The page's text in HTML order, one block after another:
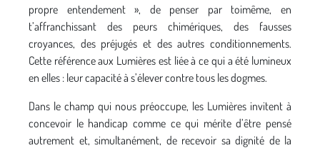
propre entendement », de penser par toimême, en
t’affranchissant des peurs chimériques, des fausses
croyances, des préjugés et des autres conditionnements.
Cette référence aux Lumières est liée à ce qui a été lumineux
en elles : leur capacité à s’élever contre tous les dogmes.
Dans le champ qui nous préoccupe, les Lumières invitent à
concevoir le handicap comme ce qui mérite d’être pensé
autrement et, simultanément, de recevoir sa dignité de la